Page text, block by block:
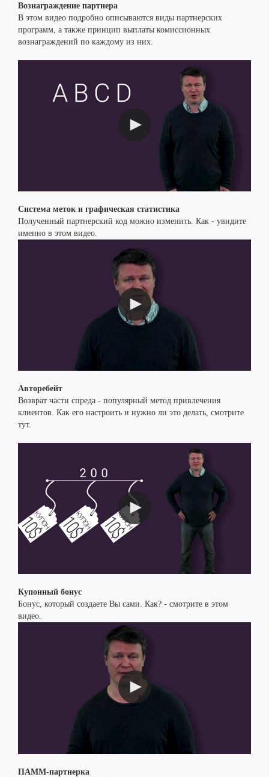
Вознаграждение партнера
В этом видео подробно описываются виды партнерских
программ, а также принцип выплаты комиссионных
вознаграждений по каждому из них.
Система меток и графическая статистика
Полученный партнерский код можно изменить. Как - увидите
именно в этом видео.
Авторебейт
Возврат части спреда - популярный метод привлечения
клиентов. Как его настроить и нужно ли это делать, смотрите
тут.
Купонный бонус
Бонус, который создаете Вы сами. Как? - смотрите в этом
видео.
ПАММ-партнерка